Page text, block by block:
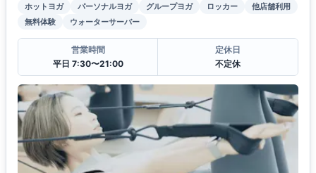
ホットヨガ パーソナルヨガ グループヨガ ロッカー
他店舗利用
無料体験
ウォーターサーバー
営業時間
平日 7:30〜21:00
定休日
不定休